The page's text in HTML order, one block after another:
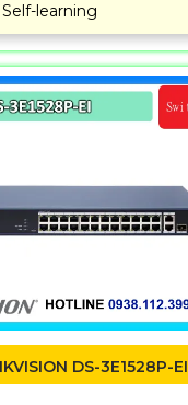
learning
DS-3E1528P-EI